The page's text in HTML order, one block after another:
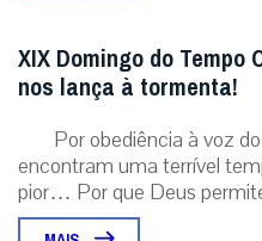
XIX Domingo do
nos lança à tormenta!
Por obediência à voz
encontram uma terrível
pior… Por que Deus